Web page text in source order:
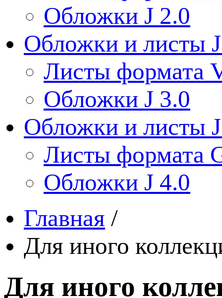
Обложки J 2.0
Обложки и листы
Листы формата
Обложки J 3.0
Обложки и листы
Листы формата
Обложки J 4.0
Главная /
Для иного
Для иного